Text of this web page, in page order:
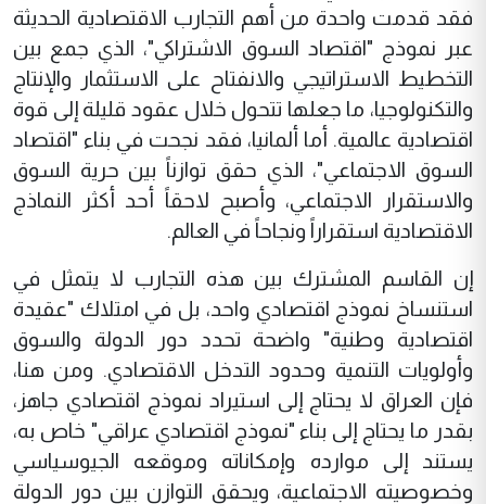
فقد قدمت واحدة من أهم التجارب الاقتصادية الحديثة
عبر نموذج "اقتصاد السوق الاشتراكي"، الذي جمع بين
التخطيط الاستراتيجي والانفتاح على الاستثمار والإنتاج
والتكنولوجيا، ما جعلها تتحول خلال عقود قليلة إلى قوة
اقتصادية عالمية. أما ألمانيا، فقد نجحت في بناء "اقتصاد
السوق الاجتماعي"، الذي حقق توازناً بين حرية السوق
والاستقرار الاجتماعي، وأصبح لاحقاً أحد أكثر النماذج
الاقتصادية استقراراً ونجاحاً في العالم.
إن القاسم المشترك بين هذه التجارب لا يتمثل في
استنساخ نموذج اقتصادي واحد، بل في امتلاك "عقيدة
اقتصادية وطنية" واضحة تحدد دور الدولة والسوق
وأولويات التنمية وحدود التدخل الاقتصادي. ومن هنا،
فإن العراق لا يحتاج إلى استيراد نموذج اقتصادي جاهز،
بقدر ما يحتاج إلى بناء "نموذج اقتصادي عراقي" خاص به،
يستند إلى موارده وإمكاناته وموقعه الجيوسياسي
وخصوصيته الاجتماعية، ويحقق التوازن بين دور الدولة